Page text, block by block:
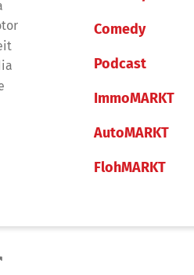
Comedy
Podcast
ImmoMARKT
AutoMARKT
FlohMARKT